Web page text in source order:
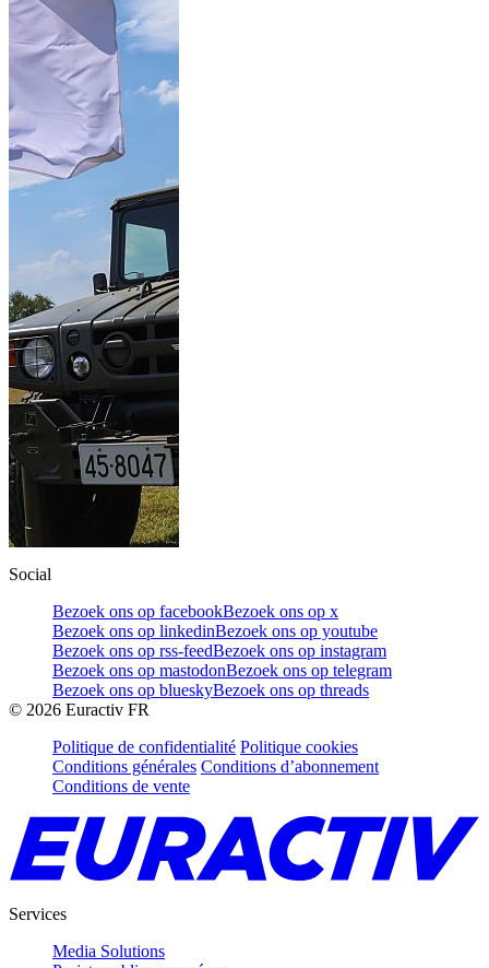
Social
Bezoek ons op facebookBezoek ons op x
Bezoek ons op linkedinBezoek ons op youtube
Bezoek ons op rss-feedBezoek ons op instagram
Bezoek ons op mastodonBezoek ons op telegram
Bezoek ons op blueskyBezoek ons op threads
© 2026 Euractiv FR
Politique de confidentialité Politique cookies
Conditions générales Conditions d’abonnement
Conditions de vente
Services
Media Solutions